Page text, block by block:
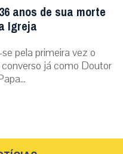
anos de sua morte
Igreja
pela primeira vez o
já como Doutor